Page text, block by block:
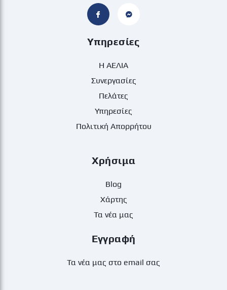
Υπηρεσίες
Η ΑΕΛΙΑ
Συνεργασίες
Πελάτες
Υπηρεσίες
Πολιτική Απορρήτου
Χρήσιμα
Blog
Χάρτης
Τα νέα μας
Εγγραφή
Τα νέα μας στο email σας